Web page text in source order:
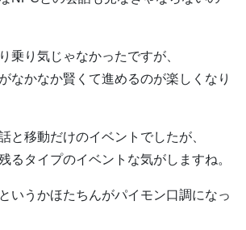
乗り気じゃなかったですが、
なかなか賢くて進めるのが楽しくなり
と移動だけのイベントでしたが、
るタイプのイベントな気がしますね。
いうかほたちんがパイモン口調になっ